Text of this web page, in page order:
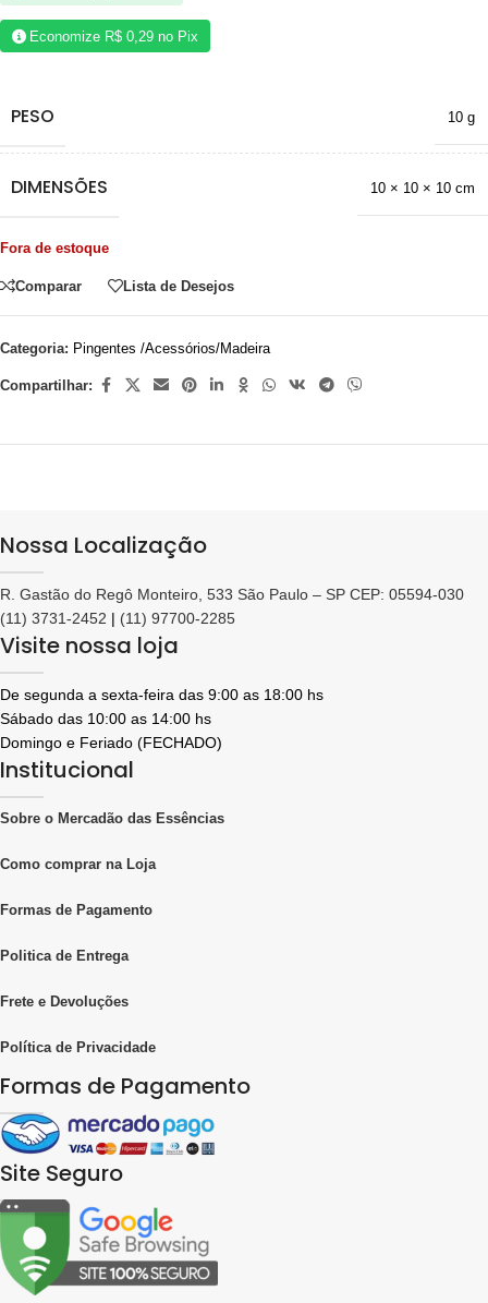
Economize R$ 0,29 no Pix
PESO 10 g
DIMENSÕES 10 × 10 × 10 cm
Fora de estoque
Comparar Lista de Desejos
Categoria: Pingentes /Acessórios/Madeira
Compartilhar:
Nossa Localização
R. Gastão do Regô Monteiro, 533 São Paulo – SP CEP: 05594-030
(11) 3731-2452 | (11) 97700-2285
Visite nossa loja
De segunda a sexta-feira das 9:00 as 18:00 hs
Sábado das 10:00 as 14:00 hs
Domingo e Feriado (FECHADO)
Institucional
Sobre o Mercadão das Essências
Como comprar na Loja
Formas de Pagamento
Politica de Entrega
Frete e Devoluções
Política de Privacidade
Formas de Pagamento
Site Seguro